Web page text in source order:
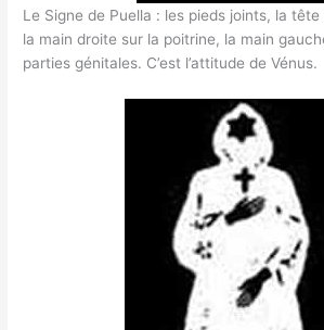
Le Signe de Puella : les pieds joints, la
la main droite sur la poitrine, la main
parties génitales. C’est l’attitude de Vénus.